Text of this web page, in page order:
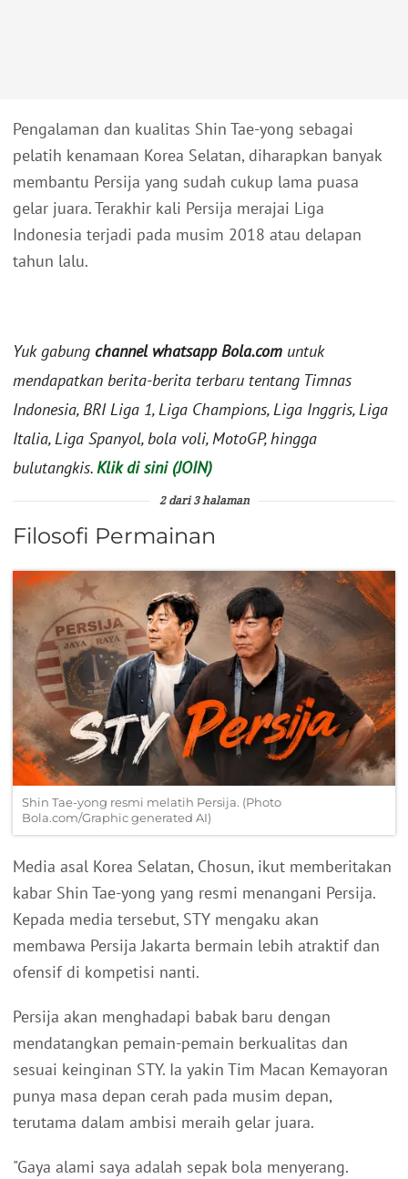
Pengalaman dan kualitas Shin Tae-yong sebagai
pelatih kenamaan Korea Selatan, diharapkan banyak
membantu Persija yang sudah cukup lama puasa
gelar juara. Terakhir kali Persija merajai Liga
Indonesia terjadi pada musim 2018 atau delapan
tahun lalu.
Yuk gabung channel whatsapp Bola.com untuk
mendapatkan berita-berita terbaru tentang Timnas
Indonesia, BRI Liga 1, Liga Champions, Liga Inggris, Liga
Italia, Liga Spanyol, bola voli, MotoGP, hingga
bulutangkis.Klik di sini (JOIN)
2 dari 3 halaman
Filosofi Permainan
Shin Tae-yong resmi melatih Persija. (Photo
Bola.com/Graphic generated AI)
Media asal Korea Selatan, Chosun, ikut memberitakan
kabar Shin Tae-yong yang resmi menangani Persija.
Kepada media tersebut, STY mengaku akan
membawa Persija Jakarta bermain lebih atraktif dan
ofensif di kompetisi nanti.
Persija akan menghadapi babak baru dengan
mendatangkan pemain-pemain berkualitas dan
sesuai keinginan STY. Ia yakin Tim Macan Kemayoran
punya masa depan cerah pada musim depan,
terutama dalam ambisi meraih gelar juara.
"Gaya alami saya adalah sepak bola menyerang.